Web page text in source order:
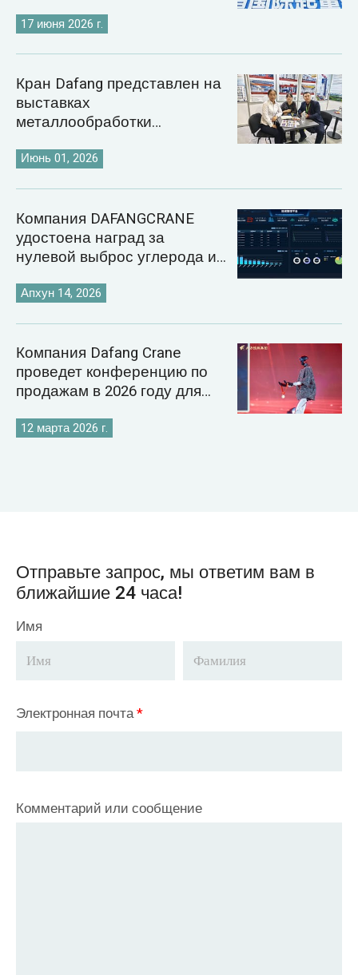
Чанъюане.
17 июня 2026 г.
Кран Dafang представлен на
выставках
металлообработки
2026 года.
Июнь 01, 2026
Компания DAFANGCRANE
удостоена наград за
нулевой выброс углерода и
технологий в энергетику.
Апхун 14, 2026
Компания Dafang Crane
проведет конференцию по
продажам в 2026 году для
на мировом рынке кранов.
12 марта 2026 г.
Отправьте запрос, мы ответим вам в
ближайшие 24 часа!
Имя
Электронная почта*
Комментарий или сообщение